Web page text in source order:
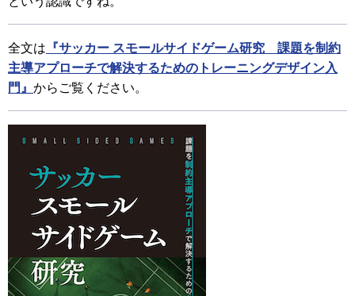
全文は 『サッカー スモールサイドゲーム研究 課題を制約
主導アプローチで解決するためのトレーニングデザイン入
門』 からご覧ください。